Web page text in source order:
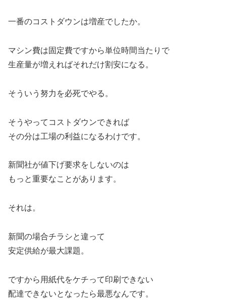
一番のコストダウンは増産でしたか。
マシン費は固定費ですから単位時間当たりで
生産量が増えればそれだけ割安になる。
そういう努力を必死でやる。
そうやってコストダウンできれば
その分は工場の利益になるわけです。
新聞社が値下げ要求をしないのは
もっと重要なことがあります。
それは。
新聞の場合チラシと違って
安定供給が最大課題。
ですから用紙代をケチって印刷できない
配達できないとなったら最悪なんです。